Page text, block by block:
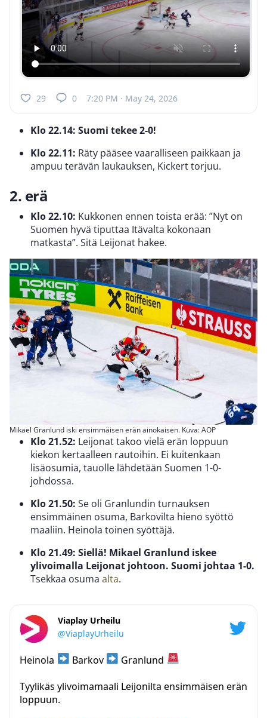
29 0 7:20 PM · May 24, 2026
Klo 22.14: Suomi tekee 2-0!
Klo 22.11: Räty pääsee vaaralliseen paikkaan ja
ampuu terävän laukauksen, Kickert torjuu.
2. erä
Klo 22.10: Kukkonen ennen toista erää: ”Nyt on
Suomen hyvä tiputtaa Itävalta kokonaan
matkasta”. Sitä Leijonat hakee.
Mikael Granlund iski ensimmäisen erän ainokaisen. Kuva: AOP
Klo 21.52: Leijonat takoo vielä erän loppuun
kiekon kertaalleen rautoihin. Ei kuitenkaan
lisäosumia, tauolle lähdetään Suomen 1-0-
johdossa.
Klo 21.50: Se oli Granlundin turnauksen
ensimmäinen osuma, Barkovilta hieno syöttö
maaliin. Heinola toinen syöttäjä.
Klo 21.49: Siellä! Mikael Granlund iskee
ylivoimalla Leijonat johtoon. Suomi johtaa 1-0.
Tsekkaa osuma alta.
Viaplay Urheilu
@ViaplayUrheilu
Heinola Barkov
Granlund
Tyylikäs ylivoimamaali Leijonilta ensimmäisen erän
loppuun.